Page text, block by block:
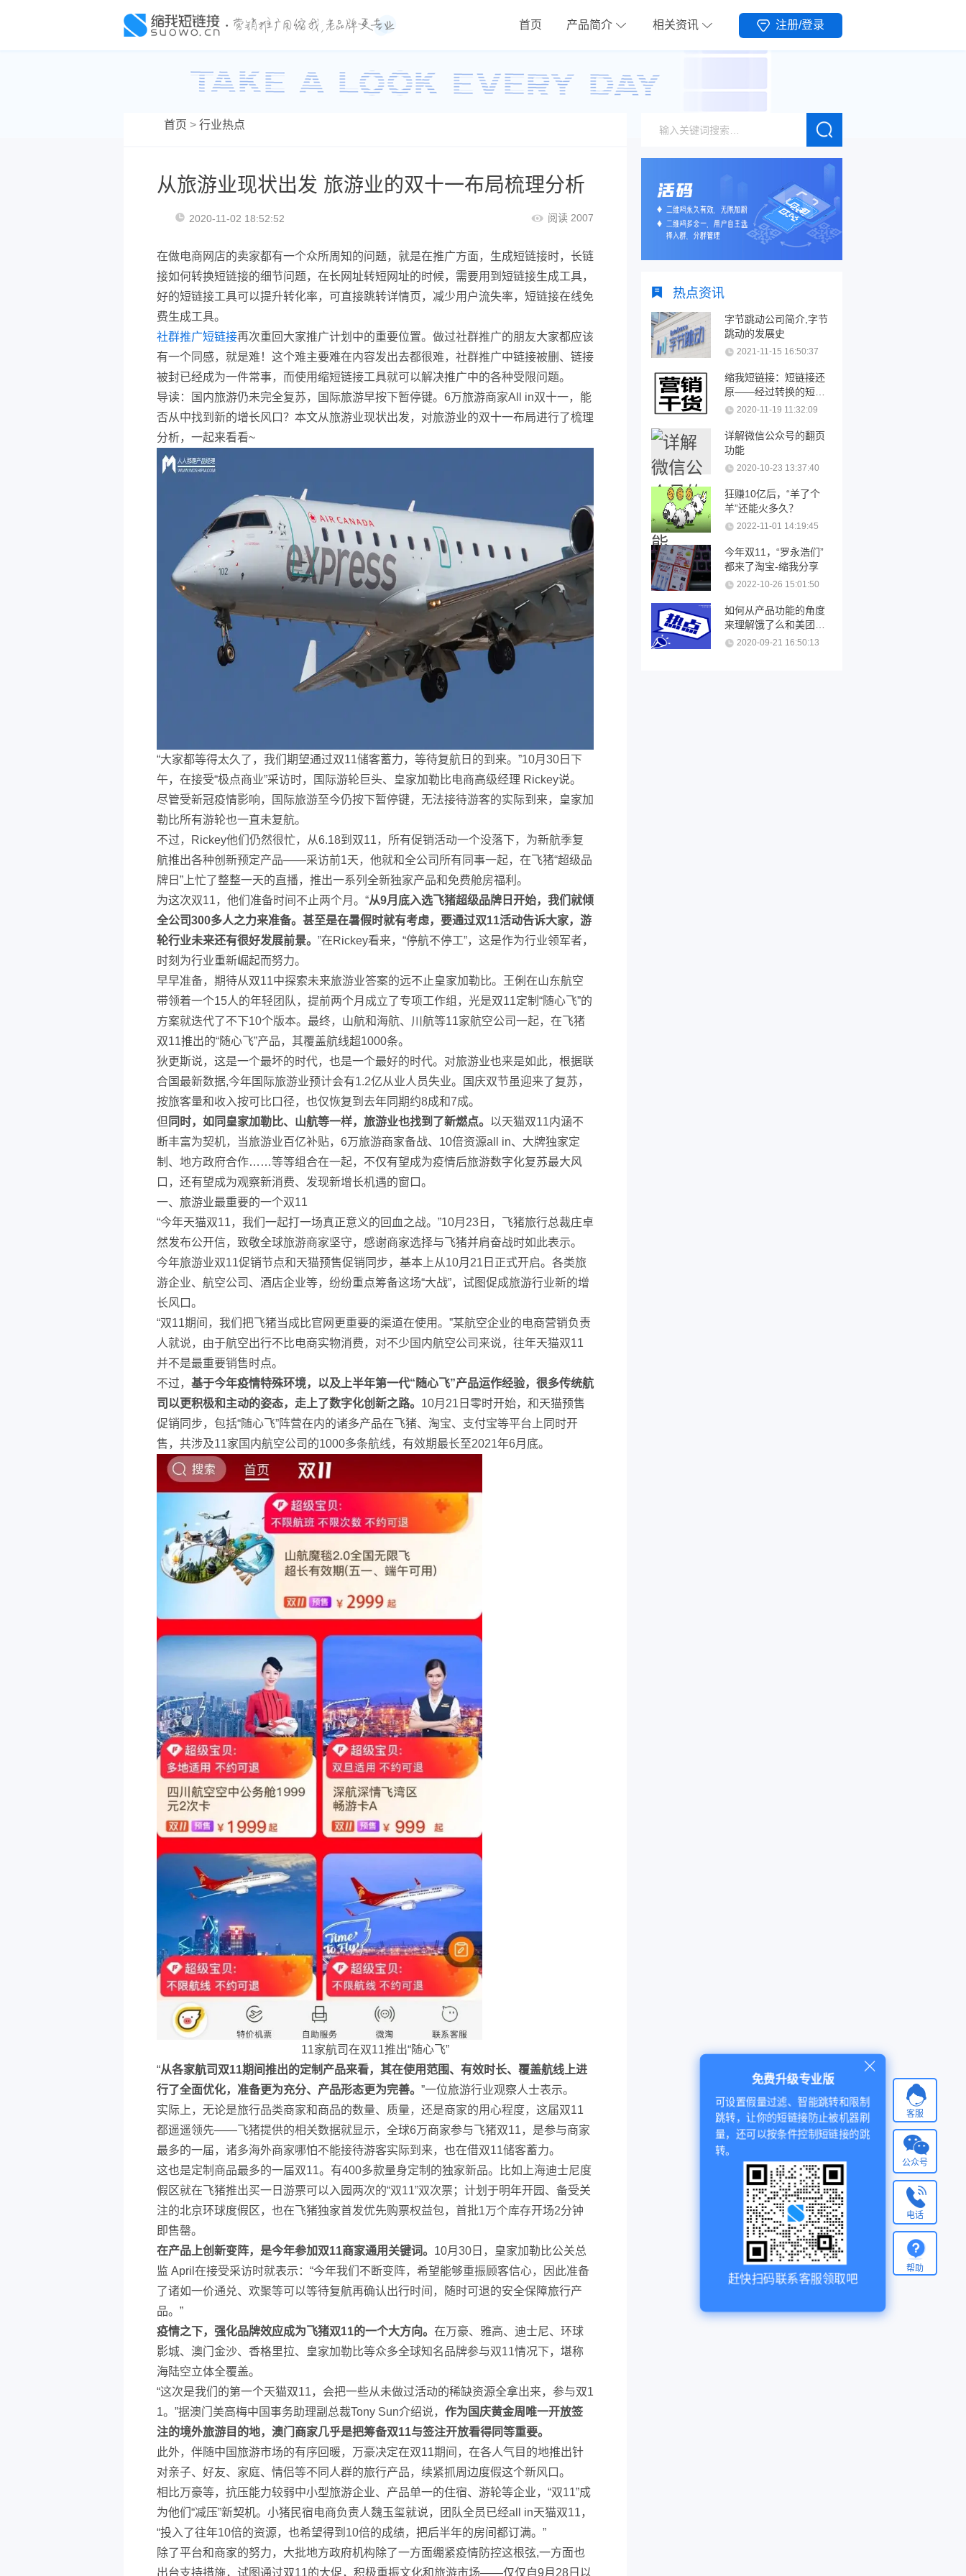
首页 产品简介 相关资讯 注册/登录
首页 > 行业热点
从旅游业现状出发 旅游业的双十一布局梳理分析
2020-11-02 18:52:52 阅读 2007
在做电商网店的卖家都有一个众所周知的问题，就是在推广方面，生成短链接时，长链
接如何转换短链接的细节问题，在长网址转短网址的时候，需要用到短链接生成工具，
好的短链接工具可以提升转化率，可直接跳转详情页，减少用户流失率，短链接在线免
费生成工具。
社群推广短链接再次重回大家推广计划中的重要位置。做过社群推广的朋友大家都应该
有一个同感，就是难！这个难主要难在内容发出去都很难，社群推广中链接被删、链接
被封已经成为一件常事，而使用缩短链接工具就可以解决推广中的各种受限问题。
导读：国内旅游仍未完全复苏，国际旅游早按下暂停键。6万旅游商家All in双十一，能
否从中找到新的增长风口？本文从旅游业现状出发，对旅游业的双十一布局进行了梳理
分析，一起来看看~
“大家都等得太久了，我们期望通过双11储客蓄力，等待复航日的到来。”10月30日下
午，在接受“极点商业”采访时，国际游轮巨头、皇家加勒比电商高级经理 Rickey说。
尽管受新冠疫情影响，国际旅游至今仍按下暂停键，无法接待游客的实际到来，皇家加
勒比所有游轮也一直未复航。
不过，Rickey他们仍然很忙，从6.18到双11，所有促销活动一个没落下，为新航季复
航推出各种创新预定产品——采访前1天，他就和全公司所有同事一起，在飞猪“超级品
牌日”上忙了整整一天的直播，推出一系列全新独家产品和免费舱房福利。
为这次双11，他们准备时间不止两个月。“从9月底入选飞猪超级品牌日开始，我们就倾
全公司300多人之力来准备。甚至是在暑假时就有考虑，要通过双11活动告诉大家，游
轮行业未来还有很好发展前景。 ”在Rickey看来，“停航不停工”，这是作为行业领军者，
时刻为行业重新崛起而努力。
早早准备，期待从双11中探索未来旅游业答案的远不止皇家加勒比。王俐在山东航空
带领着一个15人的年轻团队，提前两个月成立了专项工作组，光是双11定制“随心飞”的
方案就迭代了不下10个版本。最终，山航和海航、川航等11家航空公司一起，在飞猪
双11推出的“随心飞”产品，其覆盖航线超1000条。
狄更斯说，这是一个最坏的时代，也是一个最好的时代。对旅游业也来是如此，根据联
合国最新数据,今年国际旅游业预计会有1.2亿从业人员失业。国庆双节虽迎来了复苏，
按旅客量和收入按可比口径，也仅恢复到去年同期约8成和7成。
但 同时，如同皇家加勒比、山航等一样，旅游业也找到了新燃点。 以天猫双11内涵不
断丰富为契机，当旅游业百亿补贴，6万旅游商家备战、10倍资源all in、大牌独家定
制、地方政府合作……等等组合在一起，不仅有望成为疫情后旅游数字化复苏最大风
口，还有望成为观察新消费、发现新增长机遇的窗口。
一、旅游业最重要的一个双11
“今年天猫双11，我们一起打一场真正意义的回血之战。”10月23日，飞猪旅行总裁庄卓
然发布公开信，致敬全球旅游商家坚守，感谢商家选择与飞猪并肩奋战时如此表示。
今年旅游业双11促销节点和天猫预售促销同步，基本上从10月21日正式开启。各类旅
游企业、航空公司、酒店企业等，纷纷重点筹备这场“大战”，试图促成旅游行业新的增
长风口。
“双11期间，我们把飞猪当成比官网更重要的渠道在使用。”某航空企业的电商营销负责
人就说，由于航空出行不比电商实物消费，对不少国内航空公司来说，往年天猫双11
并不是最重要销售时点。
不过， 基于今年疫情特殊环境，以及上半年第一代“随心飞”产品运作经验，很多传统航
司以更积极和主动的姿态，走上了数字化创新之路。 10月21日零时开始，和天猫预售
促销同步，包括“随心飞”阵营在内的诸多产品在飞猪、淘宝、支付宝等平台上同时开
售，共涉及11家国内航空公司的1000多条航线，有效期最长至2021年6月底。
11家航司在双11推出“随心飞”
“从各家航司双11期间推出的定制产品来看，其在使用范围、有效时长、覆盖航线上进
行了全面优化，准备更为充分、产品形态更为完善。 ”一位旅游行业观察人士表示。
实际上，无论是旅行品类商家和商品的数量、质量，还是商家的用心程度，这届双11
都遥遥领先——飞猪提供的相关数据就显示，全球6万商家参与飞猪双11，是参与商家
最多的一届，诸多海外商家哪怕不能接待游客实际到来，也在借双11储客蓄力。
这也是定制商品最多的一届双11。有400多款量身定制的独家新品。比如上海迪士尼度
假区就在飞猪推出买一日游票可以入园两次的“双11”双次票；计划于明年开园、备受关
注的北京环球度假区，也在飞猪独家首发优先购票权益包，首批1万个库存开场2分钟
即售罄。
在产品上创新变阵，是今年参加双11商家通用关键词。 10月30日，皇家加勒比公关总
监 April在接受采访时就表示：“今年我们不断变阵，希望能够重振顾客信心，因此准备
了诸如一价通兑、欢聚等可以等待复航再确认出行时间，随时可退的安全保障旅行产
品。”
疫情之下，强化品牌效应成为飞猪双11的一个大方向。 在万豪、雅高、迪士尼、环球
影城、澳门金沙、香格里拉、皇家加勒比等众多全球知名品牌参与双11情况下，堪称
海陆空立体全覆盖。
“这次是我们的第一个天猫双11，会把一些从未做过活动的稀缺资源全拿出来，参与双1
1。”据澳门美高梅中国事务助理副总裁Tony Sun介绍说， 作为国庆黄金周唯一开放签
注的境外旅游目的地，澳门商家几乎是把筹备双11与签注开放看得同等重要。
此外，伴随中国旅游市场的有序回暖，万豪决定在双11期间，在各人气目的地推出针
对亲子、好友、家庭、情侣等不同人群的旅行产品，续紧抓周边度假这个新风口。
相比万豪等，抗压能力较弱中小型旅游企业、产品单一的住宿、游轮等企业，“双11”成
为他们“减压”新契机。小猪民宿电商负责人魏玉玺就说，团队全员已经all in天猫双11，
“投入了往年10倍的资源，也希望得到10倍的成绩，把后半年的房间都订满。”
除了平台和商家的努力，大批地方政府机构除了一方面绷紧疫情防控这根弦,一方面也
出台支持措施，试图通过双11的大促，积极重振文化和旅游市场——仅仅自9月28日以
热点资讯
字节跳动公司简介,字节
跳动的发展史
2021-11-15 16:50:37
缩我短链接：短链接还
原——经过转换的短链
接可以还原吗？
2020-11-19 11:32:09
详解微信公众号的翻页
功能
2020-10-23 13:37:40
狂赚10亿后，“羊了个
羊”还能火多久？
2022-11-01 14:19:45
今年双11，“罗永浩们”
都来了淘宝-缩我分享
2022-10-26 15:01:50
如何从产品功能的角度
来理解饿了么和美团优
化 2020-09-21 16:50:13
客服
免费升级专业版
可设置假量过滤、智能跳转和限制
跳转，让你的短链接防止被机器刷
量，还可以按条件控制短链接的跳
转。
赶快扫码联系客服领取吧
公众号
电话
帮助